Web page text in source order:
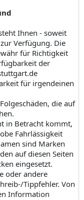
Ihnen - soweit
Verfügung. Die
für Richtigkeit
der
für irgendeinen
die auf
in Betracht kommt,
Fahrlässigkeit
sind Marken
auf diesen Seiten
eingesetzt.
oder andere
Tippfehler. Von
Information